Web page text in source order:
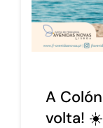
A
volta! ☀️